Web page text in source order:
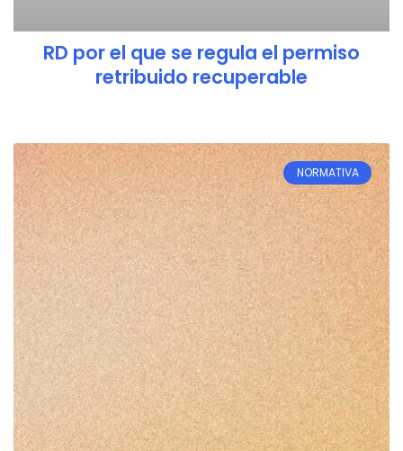
RD por el que se regula el permiso
retribuido recuperable
NORMATIVA